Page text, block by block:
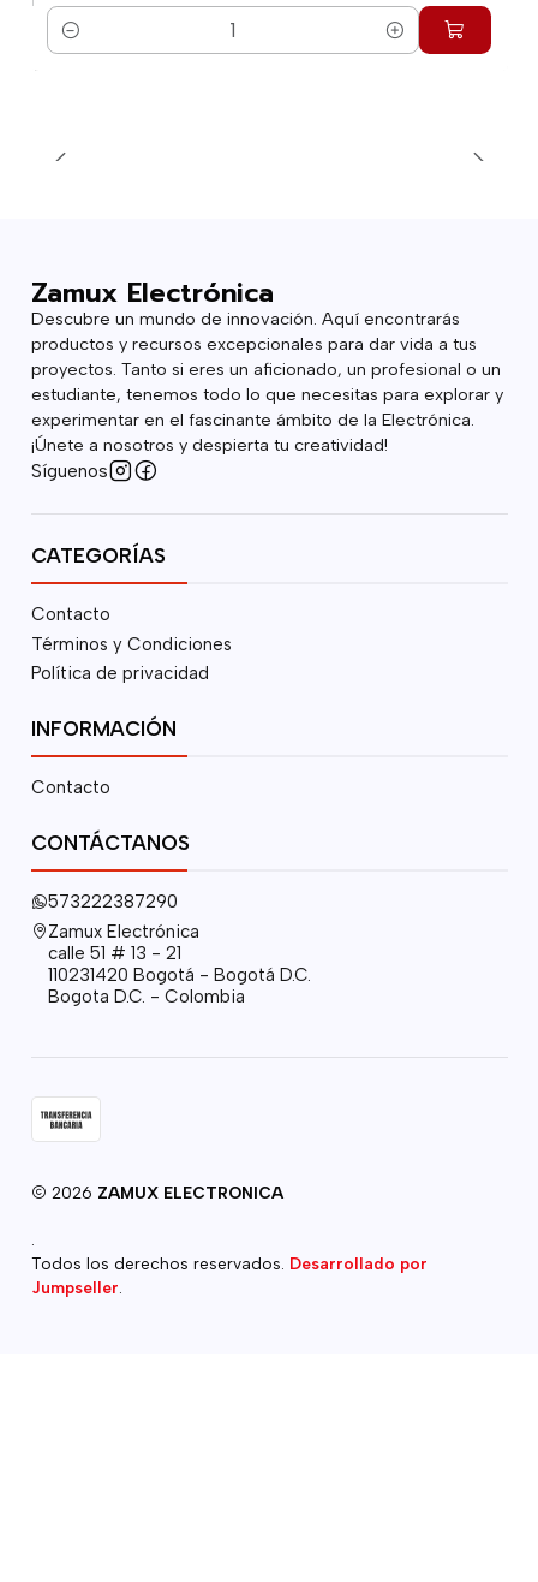
Cantidad
Zamux Electrónica
Descubre un mundo de innovación. Aquí encontrarás
productos y recursos excepcionales para dar vida a tus
proyectos. Tanto si eres un aficionado, un profesional o un
estudiante, tenemos todo lo que necesitas para explorar y
experimentar en el fascinante ámbito de la Electrónica.
¡Únete a nosotros y despierta tu creatividad!
Síguenos
CATEGORÍAS
Contacto
Términos y Condiciones
Política de privacidad
INFORMACIÓN
Contacto
CONTÁCTANOS
573222387290
Zamux Electrónica
calle 51 # 13 - 21
110231420 Bogotá - Bogotá D.C.
Bogota D.C. - Colombia
2026 ZAMUX ELECTRONICA
Todos los derechos reservados. Desarrollado por
Jumpseller